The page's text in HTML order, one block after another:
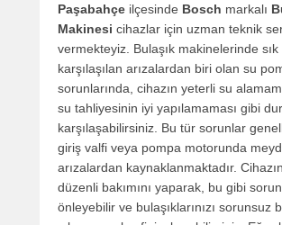
Paşabahçe ilçesinde Bosch markalı
Makinesi cihazlar için uzman teknik
vermekteyiz. Bulaşık makinelerinde sık
karşılaşılan arızalardan biri olan su
sorunlarında, cihazın yeterli su
su tahliyesinin iyi yapılamaması gibi
karşılaşabilirsiniz. Bu tür sorunlar
giriş valfi veya pompa motorunda
arızalardan kaynaklanmaktadır.
düzenli bakımını yaparak, bu gibi
önleyebilir ve bulaşıklarınızı sorunsuz